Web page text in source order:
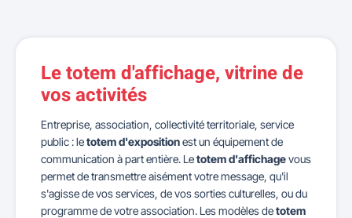
Le totem d'affichage, vitrine de
vos activités
Entreprise, association, collectivité territoriale, service
public : letotem d'expositionest un équipement de
communication à part entière. Letotem d'affichagevous
permet de transmettre aisément votre message, qu'il
s'agisse de vos services, de vos sorties culturelles, ou du
programme de votre association. Les modèles detotem